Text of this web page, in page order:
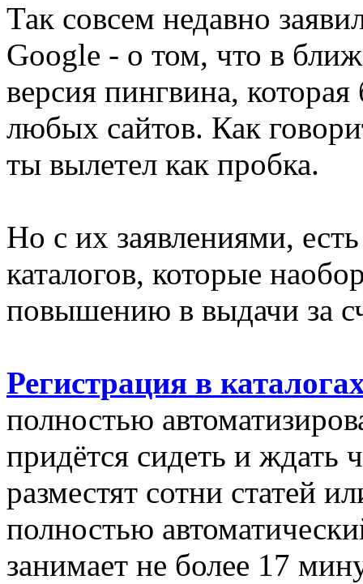
Так совсем недавно
Google - о том, что в
версия пингвина,
любых сайтов. Как
ты вылетел как пробка.
Но с их заявлениями,
каталогов, которые
повышению в выдачи за
Регистрация в
полностью
придётся сидеть и ждать
разместят сотни статей
полностью
занимает не более 17